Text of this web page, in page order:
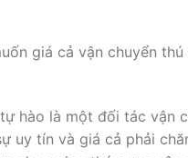
giá cả vận chuyển
hào là một đối tác vận
uy tín và giá cả phải